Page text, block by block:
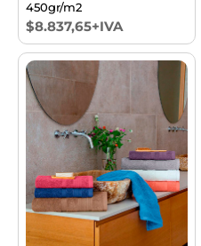
450gr/m2
$8.837,65+IVA